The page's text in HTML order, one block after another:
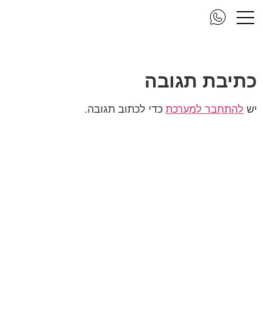
פרופיט פרסום4
כתיבת תגובה
יש להתחבר למערכת כדי לכתוב תגובה.